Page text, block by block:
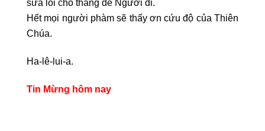
Hết mọi người phàm sẽ thấy ơn cứu độ của Thiên
Chúa.
Ha-lê-lui-a.
Tin Mừng hôm nay